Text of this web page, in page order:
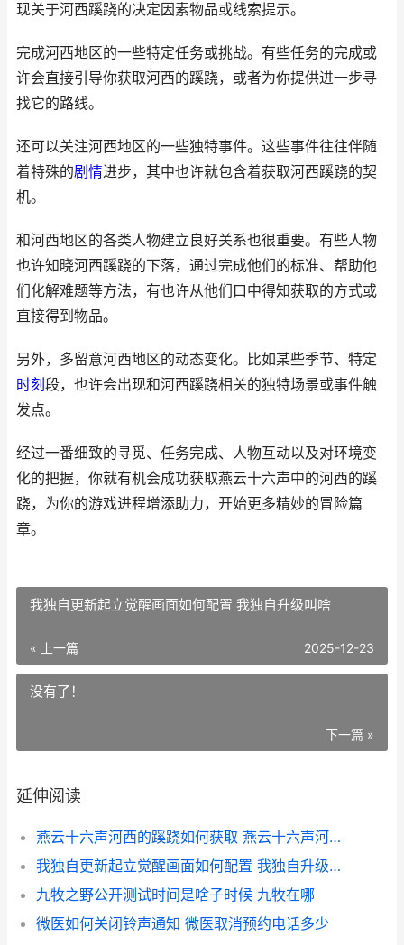
现关于河西蹊跷的决定因素物品或线索提示。
完成河西地区的一些特定任务或挑战。有些任务的完成或
许会直接引导你获取河西的蹊跷，或者为你提供进一步寻
找它的路线。
还可以关注河西地区的一些独特事件。这些事件往往伴随
着特殊的剧情进步，其中也许就包含着获取河西蹊跷的契
机。
和河西地区的各类人物建立良好关系也很重要。有些人物
也许知晓河西蹊跷的下落，通过完成他们的标准、帮助他
们化解难题等方法，有也许从他们口中得知获取的方式或
直接得到物品。
另外，多留意河西地区的动态变化。比如某些季节、特定
时刻 段，也许会出现和河西蹊跷相关的独特场景或事件触
发点。
经过一番细致的寻觅、任务完成、人物互动以及对环境变
化的把握，你就有机会成功获取燕云十六声中的河西的蹊
跷，为你的游戏进程增添助力，开始更多精妙的冒险篇
章。
我独自更新起立觉醒画面如何配置 我独自升级叫啥
« 上一篇 2025-12-23
没有了！
下一篇 »
延伸阅读
燕云十六声河西的蹊跷如何获取 燕云十六声河西大轻功怎么解锁
我独自更新起立觉醒画面如何配置 我独自升级叫啥
九牧之野公开测试时间是啥子时候 九牧在哪
微医如何关闭铃声通知 微医取消预约电话多少